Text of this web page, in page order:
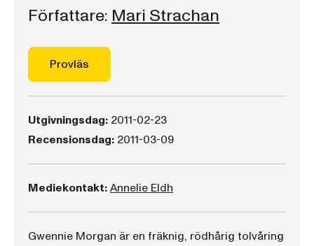
Författare: Mari Strachan
Provläs
Utgivningsdag: 2011-02-23
Recensionsdag: 2011-03-09
Mediekontakt:Annelie Eldh
Gwennie Morgan är en fräknig, rödhårig tolvåring